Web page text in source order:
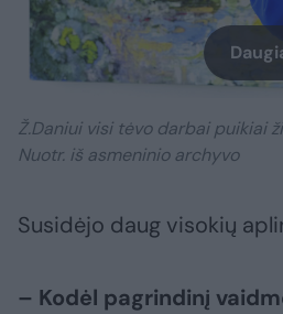
Ž.Daniui visi tėvo darbai puikiai
Nuotr. iš asmeninio archyvo
Susidėjo daug visokių
– Kodėl pagrindinį